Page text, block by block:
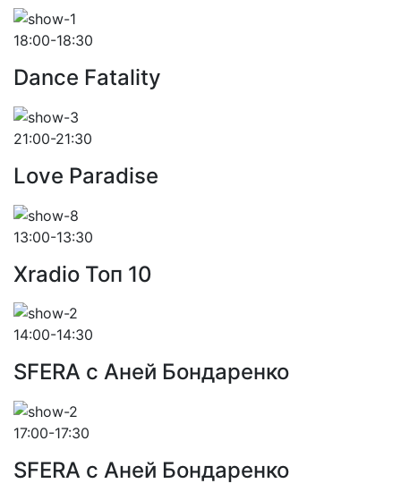
18:00-18:30
Dance Fatality
21:00-21:30
Love Paradise
13:00-13:30
Xradio Топ 10
14:00-14:30
SFERA с Аней Бондаренко
17:00-17:30
SFERA с Аней Бондаренко